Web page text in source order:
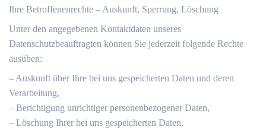
Ihre Betroffenenrechte – Auskunft, Sperrung, Löschung
Unter den angegebenen Kontaktdaten unseres
Datenschutzbeauftragten können Sie jederzeit folgende Rechte
ausüben:
– Auskunft über Ihre bei uns gespeicherten Daten und deren
Verarbeitung,
– Berichtigung unrichtiger personenbezogener Daten,
– Löschung Ihrer bei uns gespeicherten Daten,